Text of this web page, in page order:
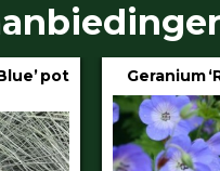
3 liter
Hydrangea